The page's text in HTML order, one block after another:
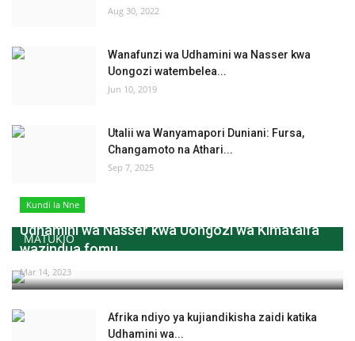
Aug 30, 2022
Wanafunzi wa Udhamini wa Nasser kwa
Uongozi watembelea...
Jun 10, 2019
Utalii wa Wanyamapori Duniani: Fursa,
Changamoto na Athari...
Sep 7, 2025
MATUKIO
Kundi la Nne
Udhamini wa Nasser kwa Uongozi wa Kimataifa
wazindua fomu...
Mar 14, 2023
Afrika ndiyo ya kujiandikisha zaidi katika
Udhamini wa...